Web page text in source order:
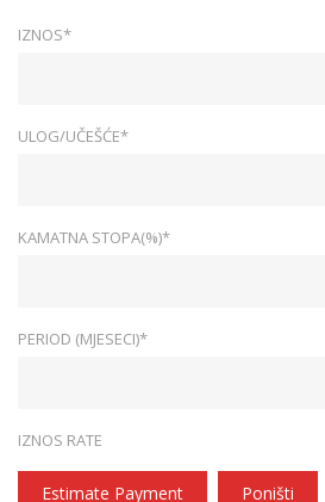
IZNOS*
ULOG/UČEŠĆE*
KAMATNA STOPA(%)*
PERIOD (MJESECI)*
IZNOS RATE
Estimate Payment Poništi